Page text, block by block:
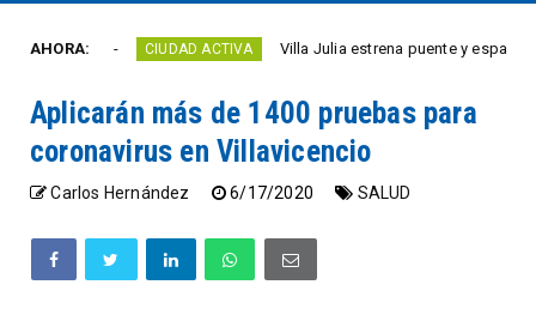
AHORA:
año CIUDAD ACTIVA Villa Julia estrena puente y espacios
Aplicarán más de 1400 pruebas para
coronavirus en Villavicencio
Carlos Hernández 6/17/2020 SALUD